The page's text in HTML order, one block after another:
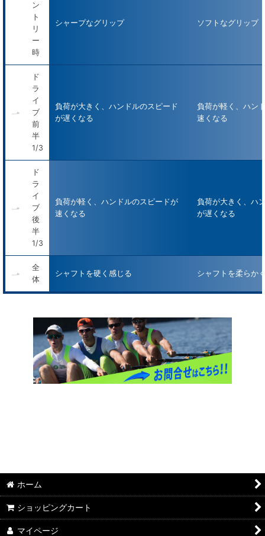
ン
ト
リ
ー
時
シャープなグリップ ソフトなグリップ
ド
ラ
イ
ブ
前
半
1/3
負荷が大きく、ハンドルのスピード
が遅くなる
負荷が軽く、ハン
速くなる
ド
ラ
イ
ブ
後
半
1/3
負荷が軽く、ハンドルのスピードが
速くなる
負荷が大きく、ハ
が遅くなる
全
体
シャフトを硬く感じる シャフトを柔らか
ホーム
ショッピングカート
マイページ